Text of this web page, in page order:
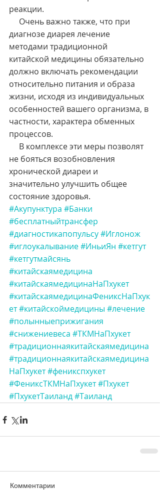
реакции.
диагнозе диарея лечение
методами традиционной
китайской медицины обязательно
должно включать рекомендации
относительно питания и образа
жизни, исходя из индивидуальных
особенностей вашего организма, в
частности, характера обменных
процессов.
не бояться возобновления
хронической диареи и
значительно улучшить общее
состояние здоровья.
#Акупунктура #Банки
#бесплатныйтрансфер
#диагностикапопульсу#Иглонож
#иглоукалывание#ИньиЯн #кетгут
#кетгутмайсянь
#китайскаямедицина
#китайскаямедицинаНаПхукет
#китайскаямедицинаФениксНаПхук
ет#китайскоймедицины #лечение
#полынныеприжигания
#снижениевеса #ТКМНаПхукет
#традиционнаякитайскаямедицина
#традиционнаякитайскаямедицина
НаПхукет#феникспхукет
#ФениксТКМНаПхукет#Пхукет
#ПхукетТаиланд#Таиланд
Комментарии